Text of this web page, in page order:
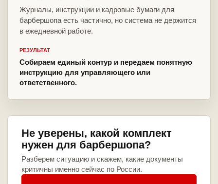
Журналы, инструкции и кадровые бумаги для
барбершопа есть частично, но система не держится
в ежедневной работе.
РЕЗУЛЬТАТ
Собираем единый контур и передаем понятную
инструкцию для управляющего или
ответственного.
Не уверены, какой комплект
нужен для барбершопа?
Разберем ситуацию и скажем, какие документы
критичны именно сейчас по России.